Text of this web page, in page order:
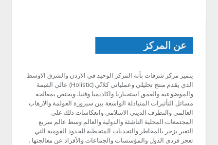
عن المركز
يتميز مركز شرفات بأنه المركز الوحيد في الاردن والشرق الاوسط
الذي يقدم منتج تحليلي وعملياتي كلانّي (Holistic) عالي القيمة
والموضوعية والعمق استخباريا واكاديميا وفنيا. ويختص بمعالجة
مسائل التأثيرات المتبادلة الواسعة بين سيرورة العولمة والارهاب
العالمي والتطرف الديني الاسلامي وانعكاسات ذلك على
المجتمعات المحلية الناشئة والدولية والعالم وسط عالم سريع
التغير يزخر بالمخاطر والتحديات المتخطية للحدود القومية التي
تعجز فردى الدول والمؤسسات والجماعات والأفراد عن معالجتها .